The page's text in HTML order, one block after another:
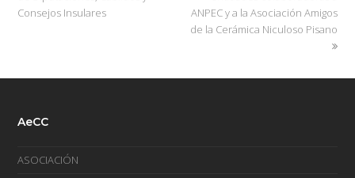
Consejos Insulares
ANPEC y a la Asociación Amigos
de la Cerámica Niculoso Pisano
AeCC
ASOCIACIÓN